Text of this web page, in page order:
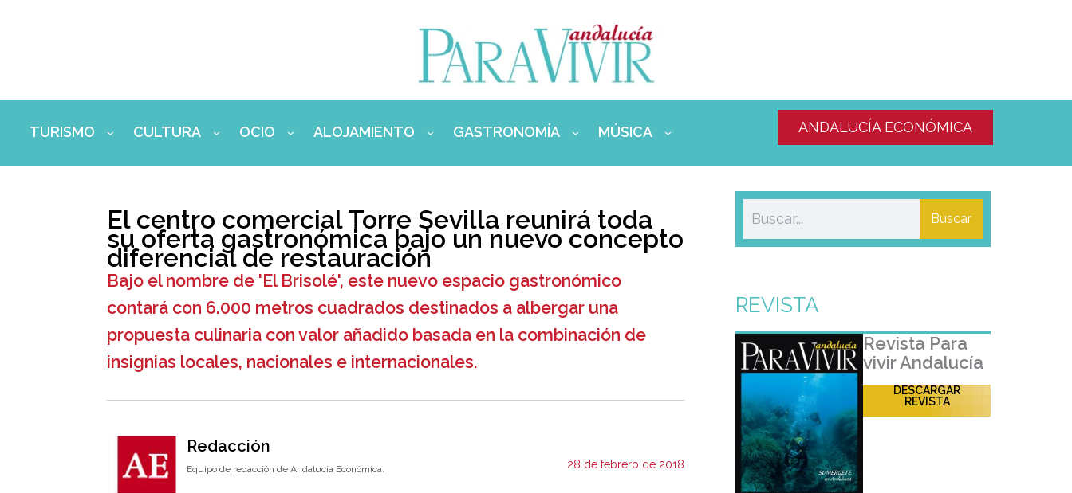
TURISMO CULTURA OCIO ALOJAMIENTO GASTRONOMÍA MÚSICA ANDALUCÍA ECONÓMICA
El centro comercial Torre Sevilla reunirá toda
su oferta gastronómica bajo un nuevo concepto
diferencial de restauración
Bajo el nombre de 'El Brisolé', este nuevo espacio gastronómico
contará con 6.000 metros cuadrados destinados a albergar una
propuesta culinaria con valor añadido basada en la combinación de
insignias locales, nacionales e internacionales.
Redacción
Equipo de redacción de Andalucía Económica. 28 de febrero de 2018
Buscar
REVISTA
Revista Para
vivir Andalucía
DESCARGAR
REVISTA